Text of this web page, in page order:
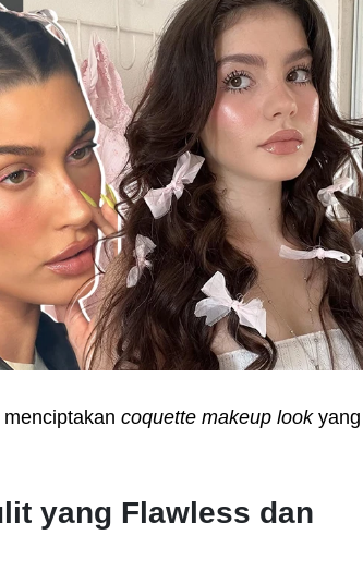
coquette makeup lookyang
yang Flawless dan